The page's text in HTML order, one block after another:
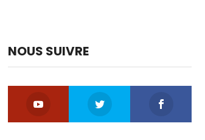
NOUS SUIVRE